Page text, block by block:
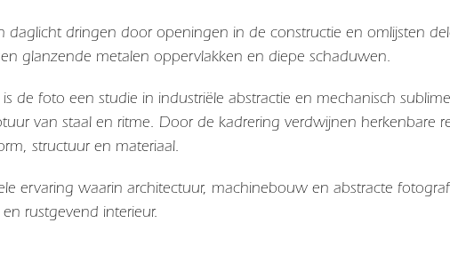
daglicht dringen door openingen in de constructie en omlijsten
glanzende metalen oppervlakken en diepe schaduwen.
is de foto een studie in industriële abstractie en mechanisch
van staal en ritme. Door de kadrering verdwijnen herkenbare
structuur en materiaal.
ervaring waarin architectuur, machinebouw en abstracte
rustgevend interieur.